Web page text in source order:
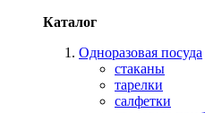
Каталог
Одноразовая посуда
стаканы
тарелки
салфетки